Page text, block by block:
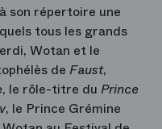
son répertoire une
tous les grands
Wotan et le
de Faust,
, le rôle-titre du Prince
, le Prince Grémine